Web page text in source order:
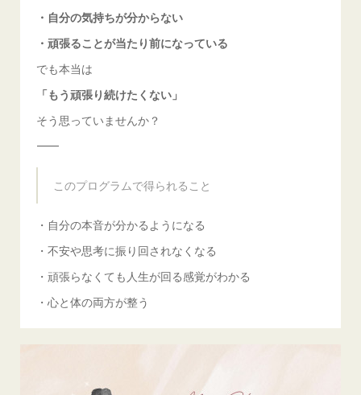
・自分の気持ちが分からない
・頑張ることが当たり前になっている
でも本当は
「もう頑張り続けたくない」
そう思っていませんか？
⸻
このプログラムで得られること
・自分の本音が分かるようになる
・不安や思考に振り回されなくなる
・頑張らなくても人生が回る感覚がわかる
・心と体の両方が整う